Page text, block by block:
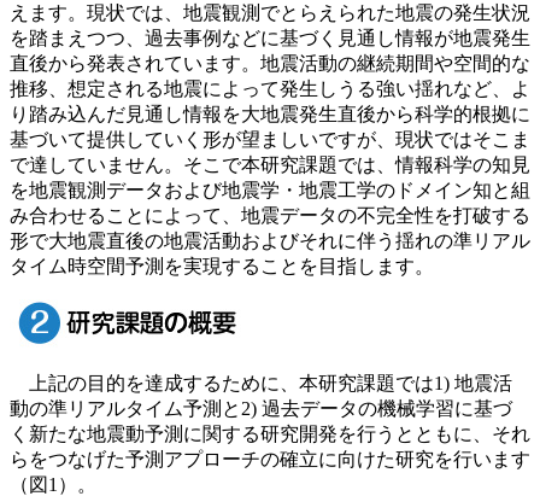
えます。現状では、地震観測でとらえられた地震の発生状況
を踏まえつつ、過去事例などに基づく見通し情報が地震発生
直後から発表されています。地震活動の継続期間や空間的な
推移、想定される地震によって発生しうる強い揺れなど、よ
り踏み込んだ見通し情報を大地震発生直後から科学的根拠に
基づいて提供していく形が望ましいですが、現状ではそこま
で達していません。そこで本研究課題では、情報科学の知見
を地震観測データおよび地震学・地震工学のドメイン知と組
み合わせることによって、地震データの不完全性を打破する
形で大地震直後の地震活動およびそれに伴う揺れの準リアル
タイム時空間予測を実現することを目指します。
上記の目的を達成するために、本研究課題では1) 地震活
動の準リアルタイム予測と2) 過去データの機械学習に基づ
く新たな地震動予測に関する研究開発を行うとともに、それ
らをつなげた予測アプローチの確立に向けた研究を行います
（図1）。